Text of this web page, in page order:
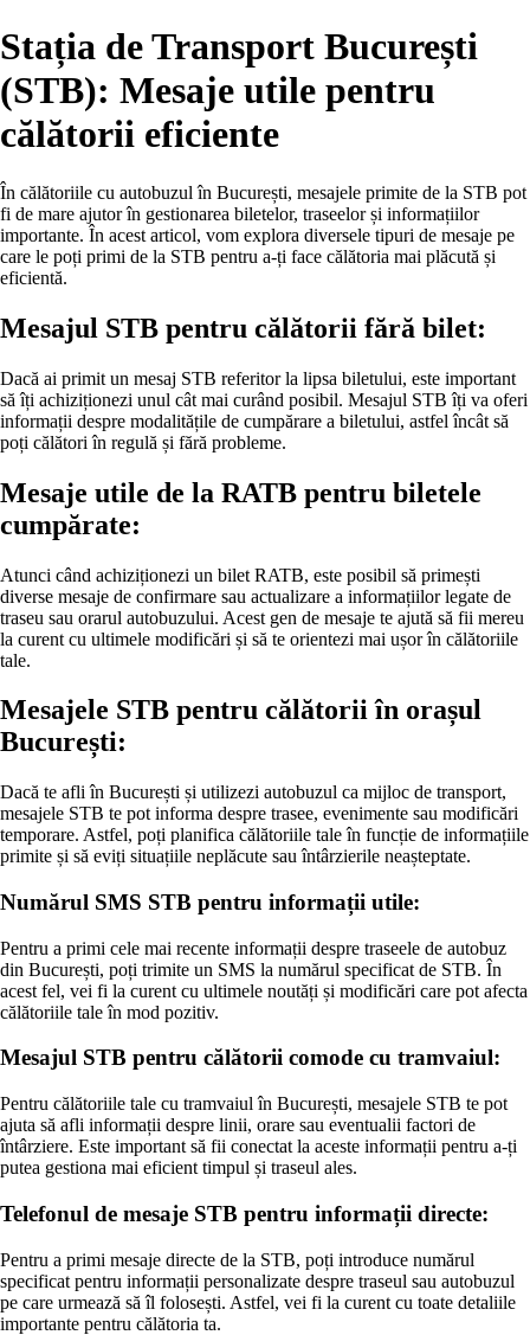
Stația de Transport București
(STB): Mesaje utile pentru
călătorii eficiente
În călătoriile cu autobuzul în București, mesajele primite de la STB pot
fi de mare ajutor în gestionarea biletelor, traseelor și informațiilor
importante. În acest articol, vom explora diversele tipuri de mesaje pe
care le poți primi de la STB pentru a-ți face călătoria mai plăcută și
eficientă.
Mesajul STB pentru călătorii fără bilet:
Dacă ai primit un mesaj STB referitor la lipsa biletului, este important
să îți achiziționezi unul cât mai curând posibil. Mesajul STB îți va oferi
informații despre modalitățile de cumpărare a biletului, astfel încât să
poți călători în regulă și fără probleme.
Mesaje utile de la RATB pentru biletele
cumpărate:
Atunci când achiziționezi un bilet RATB, este posibil să primești
diverse mesaje de confirmare sau actualizare a informațiilor legate de
traseu sau orarul autobuzului. Acest gen de mesaje te ajută să fii mereu
la curent cu ultimele modificări și să te orientezi mai ușor în călătoriile
tale.
Mesajele STB pentru călătorii în orașul
București:
Dacă te afli în București și utilizezi autobuzul ca mijloc de transport,
mesajele STB te pot informa despre trasee, evenimente sau modificări
temporare. Astfel, poți planifica călătoriile tale în funcție de informațiile
primite și să eviți situațiile neplăcute sau întârzierile neașteptate.
Numărul SMS STB pentru informații utile:
Pentru a primi cele mai recente informații despre traseele de autobuz
din București, poți trimite un SMS la numărul specificat de STB. În
acest fel, vei fi la curent cu ultimele noutăți și modificări care pot afecta
călătoriile tale în mod pozitiv.
Mesajul STB pentru călătorii comode cu tramvaiul:
Pentru călătoriile tale cu tramvaiul în București, mesajele STB te pot
ajuta să afli informații despre linii, orare sau eventualii factori de
întârziere. Este important să fii conectat la aceste informații pentru a-ți
putea gestiona mai eficient timpul și traseul ales.
Telefonul de mesaje STB pentru informații directe:
Pentru a primi mesaje directe de la STB, poți introduce numărul
specificat pentru informații personalizate despre traseul sau autobuzul
pe care urmează să îl folosești. Astfel, vei fi la curent cu toate detaliile
importante pentru călătoria ta.